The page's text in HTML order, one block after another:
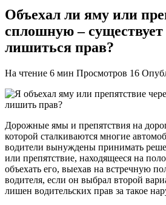
Объехал ли яму или
сплошную – существует
лишиться прав?
На чтение 6 мин Просмотров 16
Дорожные ямы и препятствия на
которой сталкиваются многие
водители вынуждены принимать
или препятствие, находящееся на
объехать его, выехав на встречную
водителя, если он выбрал второй
лишен водительских прав за такое